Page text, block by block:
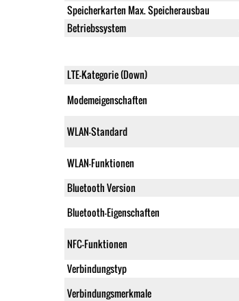
Speicherkarten Max. Speicherausbau
Betriebssystem
LTE-Kategorie (Down)
Modemeigenschaften
WLAN-Standard
WLAN-Funktionen
Bluetooth Version
Bluetooth-Eigenschaften
NFC-Funktionen
Verbindungstyp
Verbindungsmerkmale